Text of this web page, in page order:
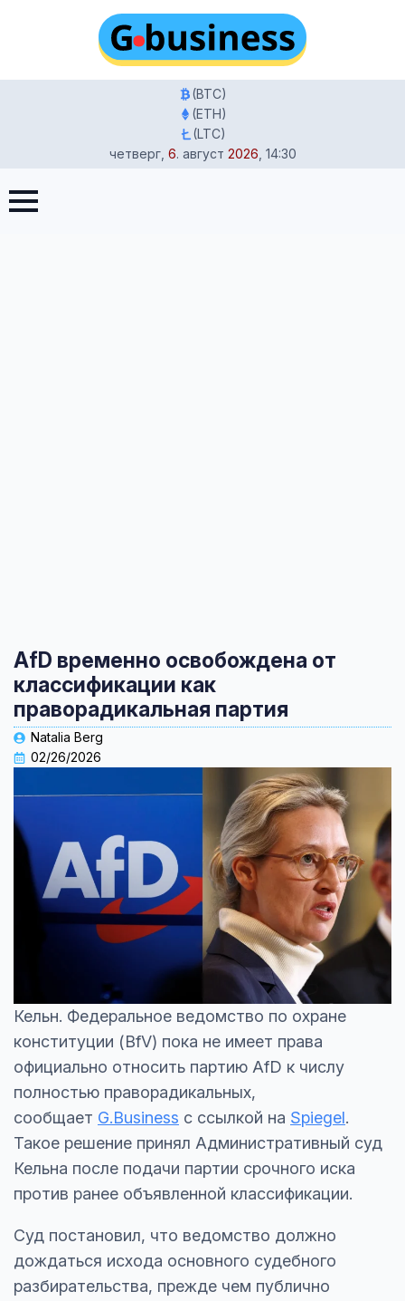
(BTC)
(ETH)
(LTC)
четверг, 6. август 2026 14:30
Главная
классификации как праворадикальная партия
AfD временно освобождена от
классификации как
праворадикальная партия
Natalia Berg
02/26/2026
Кельн. Федеральное ведомство по охране
конституции (BfV) пока не имеет права
официально относить партию AfD к числу
полностью праворадикальных,
сообщает G.Business с ссылкой на Spiegel.
Такое решение принял Административный суд
Кельна после подачи партии срочного иска
против ранее объявленной классификации.
Суд постановил, что ведомство должно
дождаться исхода основного судебного
разбирательства, прежде чем публично